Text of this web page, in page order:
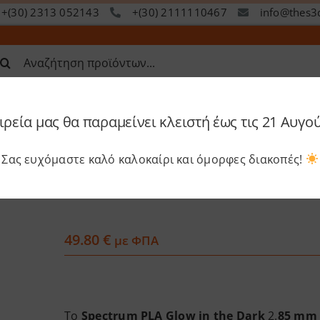
+(30) 2313 052143 +(30) 2111110467
Services Academy
49.80€ με ΦΠΑ
Το Spectrum PLA Glow in the Dark2.85 mm
μας θα παραμείνει κλειστή έως τις 21
Σας ευχόμαστε καλό καλοκαίρι και όμορφες διακοπές!